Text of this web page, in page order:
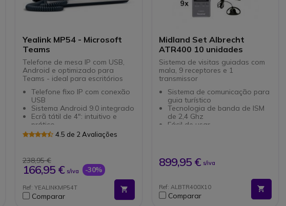
Yealink MP54 - Microsoft
Teams
Telefone de mesa IP com USB,
Android e optimizado para
Teams - ideal para escritórios
Telefone fixo IP com conexão
USB
Sistema Android 9.0 integrado
Ecrã tátil de 4": intuitivo e
prático
Qualidade de som HD com
Instalação rápida e simples:
Plug & Play
2 portas Ethernet Gigabit
Otimizado para Microsoft
Teams
Compatível com todos os
4.5 de 2 Avaliações
238,95 €
166,95 € s/iva -30%
Ref: YEALINKMP54T
Comparar
Midland Set Albrecht
ATR400 10 unidades
Sistema de visitas guiadas com
mala, 9 receptores e 1
transmissor
Sistema de comunicação para
guia turístico
Tecnologia de banda de ISM
de 2,4 Ghz
Fácil de usar
899,95 € s/iva
Ref: ALBTR400X10
Comparar